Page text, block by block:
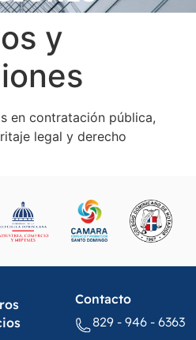
y
en contratación pública,
legal y derecho
Contacto
829 - 946 - 6363